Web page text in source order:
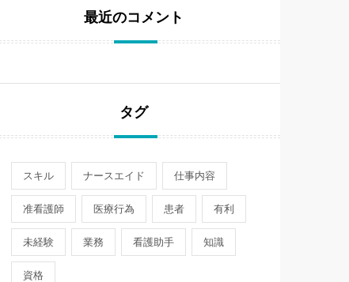
最近のコメント
タグ
スキル ナースエイド 仕事内容
准看護師 医療行為 患者 有利
未経験 業務 看護助手 知識
資格